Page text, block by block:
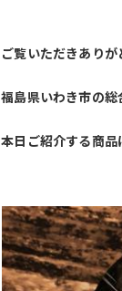
ご覧いただきありが
福島県いわき市の総
本日ご紹介する商品